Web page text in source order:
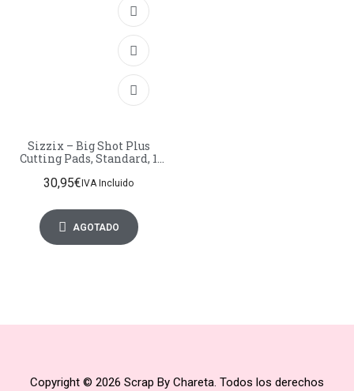
Sizzix – Big Shot Plus
Cutting Pads, Standard, 1
30,95€IVA Incluido
AGOTADO
Copyright © 2026 Scrap By Chareta. Todos los derechos